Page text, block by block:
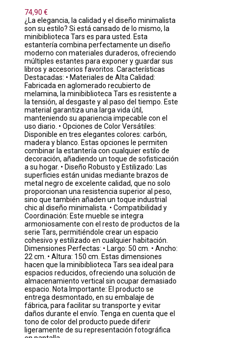
74,90 €
¿La elegancia, la calidad y el diseño minimalista
son su estilo? Si está cansado de lo mismo, la
minibiblioteca Tars es para usted. Esta
estantería combina perfectamente un diseño
moderno con materiales duraderos, ofreciendo
múltiples estantes para exponer y guardar sus
libros y accesorios favoritos. Características
Destacadas: • Materiales de Alta Calidad:
Fabricada en aglomerado recubierto de
melamina, la minibiblioteca Tars es resistente a
la tensión, al desgaste y al paso del tiempo. Este
material garantiza una larga vida útil,
manteniendo su apariencia impecable con el
uso diario. • Opciones de Color Versátiles:
Disponible en tres elegantes colores: carbón,
madera y blanco. Estas opciones le permiten
combinar la estantería con cualquier estilo de
decoración, añadiendo un toque de sofisticación
a su hogar. • Diseño Robusto y Estilizado: Las
superficies están unidas mediante brazos de
metal negro de excelente calidad, que no solo
proporcionan una resistencia superior al peso,
sino que también añaden un toque industrial
chic al diseño minimalista. • Compatibilidad y
Coordinación: Este mueble se integra
armoniosamente con el resto de productos de la
serie Tars, permitiéndole crear un espacio
cohesivo y estilizado en cualquier habitación.
Dimensiones Perfectas: • Largo: 50 cm. • Ancho:
22 cm. • Altura: 150 cm. Estas dimensiones
hacen que la minibiblioteca Tars sea ideal para
espacios reducidos, ofreciendo una solución de
almacenamiento vertical sin ocupar demasiado
espacio. Nota Importante: El producto se
entrega desmontado, en su embalaje de
fábrica, para facilitar su transporte y evitar
daños durante el envío. Tenga en cuenta que el
tono de color del producto puede diferir
ligeramente de su representación fotográfica